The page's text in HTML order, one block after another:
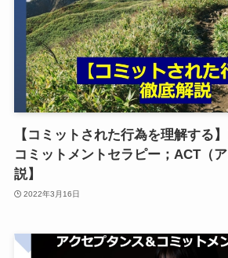
【コミットされた行為を理解する
コミットメントセラピー；ACT（
説】
2022年3月16日